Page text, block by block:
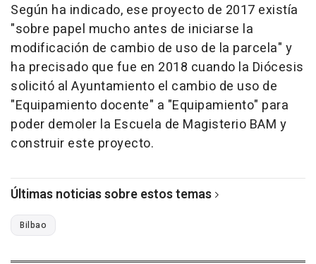
Según ha indicado, ese proyecto de 2017 existía
"sobre papel mucho antes de iniciarse la
modificación de cambio de uso de la parcela" y
ha precisado que fue en 2018 cuando la Diócesis
solicitó al Ayuntamiento el cambio de uso de
"Equipamiento docente" a "Equipamiento" para
poder demoler la Escuela de Magisterio BAM y
construir este proyecto.
Últimas noticias sobre estos temas
Bilbao